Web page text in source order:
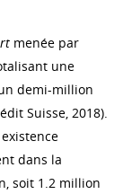
menée par
une
demi-million
Suisse, 2018).
dans la
soit 1.2 million